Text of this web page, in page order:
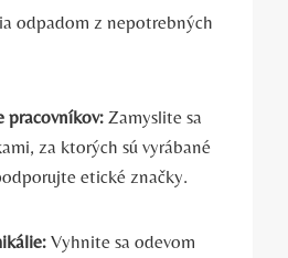
odpadom z nepotrebných
pracovníkov: Zamyslite sa
za ktorých sú vyrábané
etické značky.
Vyhnite sa odevom